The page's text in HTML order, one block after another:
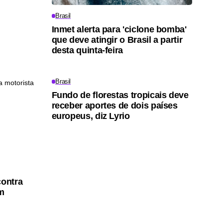
Brasil
Inmet alerta para 'ciclone bomba'
que deve atingir o Brasil a partir
desta quinta-feira
Brasil
Fundo de florestas tropicais deve
receber aportes de dois países
europeus, diz Lyrio